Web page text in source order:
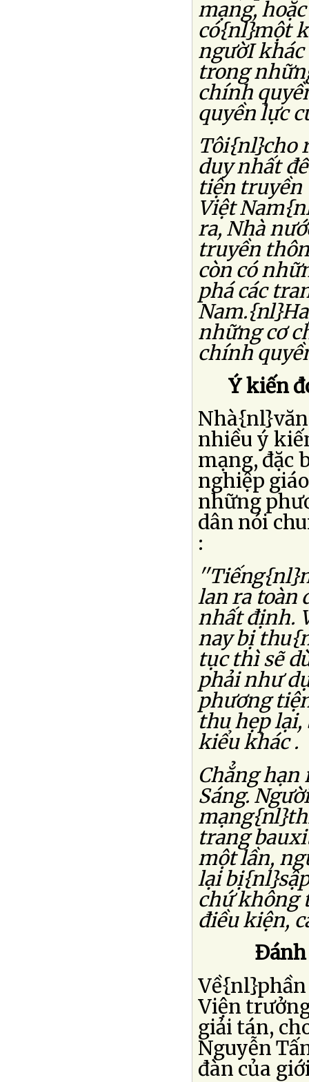
mạng,
có{nl}một
ngườI
trong
chính
quyền lực
Tôi{nl}cho
duy nhất
tiện truyền
Việt
ra, Nhà
truyền
còn có
phá các
những cơ
chính
Ý kiến
nhiều ý
mạng, đặc
nghiệp
những
dân nói
:
lan ra toàn
nhất định.
nay bị
tục thì sẽ
phải như
phương
thu hẹp
kiểu khác .
Chẳng
Sáng.
trang
một lần,
lại
chứ không
điều kiện,
Ðánh
Về{nl}phần
Viện
giải tán,
Nguyễn
đàn của